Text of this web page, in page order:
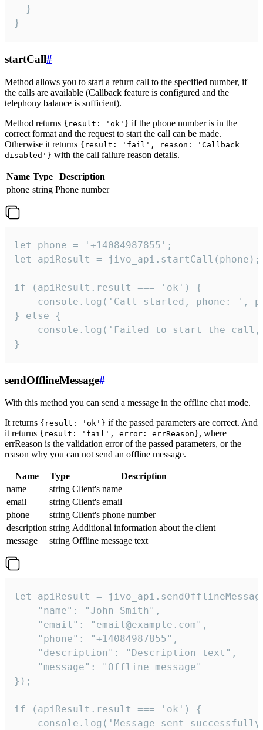
  }
}
startCall#
Method allows you to start a return call to the specified number, if
the calls are available (Callback feature is configured and the
telephony balance is sufficient).
Method returns {result: 'ok'} if the phone number is in the
correct format and the request to start the call can be made.
Otherwise it returns {result: 'fail', reason: 'Callback
disabled'} with the call failure reason details.
Name Type
Description
phone string Phone number
let phone = '+14084987855';
let apiResult = jivo_api.startCall(phone);
if (apiResult.result === 'ok') {
console.log('Call started, phone: ',
} else {
console.log('Failed to start the
}
sendOfflineMessage#
With this method you can send a message in the offline chat mode.
It returns {result: 'ok'} if the passed parameters are correct. And
it returns {result: 'fail', error: errReason}, where
errReason is the validation error of the passed parameters, or the
reason why you can not send an offline message.
Name Type
Description
name
string Client's name
email
string Client's email
phone
string Client's phone number
description string Additional information about the client
message
string Offline message text
let apiResult =
    "name": "John Smith",
    "email": "email@example.com",
    "phone": "+14084987855",
    "description": "Description text",
    "message": "Offline message"
});
if (apiResult.result === 'ok') {
console.log('Message sent